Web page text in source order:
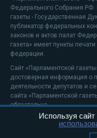
Федерального Собрания РФ.
газеты - Государственная
публикатор федеральных
законов и актов палат
газета» имеет пункты
федерации.
Сайт «Парламентской
достоверная информация о
деятельности депутатов и
сайта «Парламентской
обязательна.
На информационном
Используя